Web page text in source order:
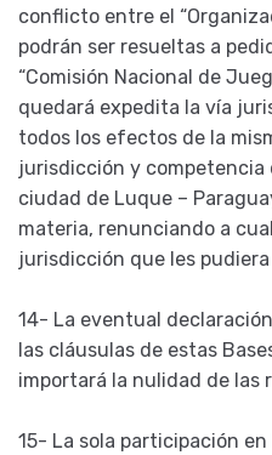
conflicto entre el
podrán ser resueltas a
“Comisión Nacional de
quedará expedita la vía
todos los efectos de la
jurisdicción y competencia
ciudad de Luque –
materia, renunciando a
jurisdicción que les
14- La eventual
las cláusulas de estas
importará la nulidad de las
15- La sola participación